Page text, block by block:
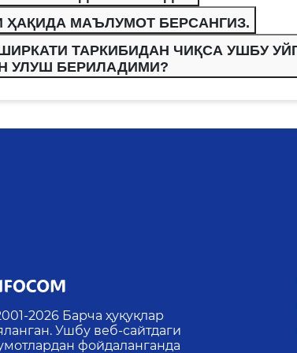
МАЪЛУМОТ БЕРСАНГИЗ.
ТАРКИБИДАН ЧИҚСА УШБУ
УЛУШ БЕРИЛАДИМИ?
2026 Барча ҳуқуқлар
Ушбу веб-сайтдаги
фойдаланганда